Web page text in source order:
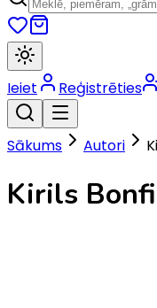
Ieiet Reģistrēties
Sākums Autori
Kirils